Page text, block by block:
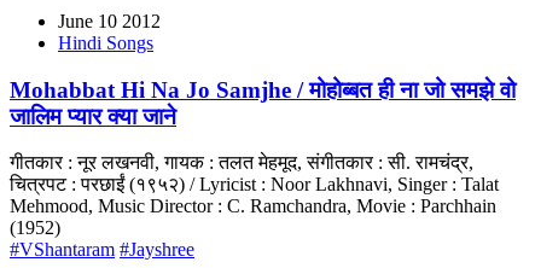
June 10 2012
Hindi Songs
Mohabbat Hi Na Jo Samjhe / मोहोब्बत ही ना जो समझे वो
जालिम प्यार क्या जाने
गीतकार : नूर लखनवी, गायक : तलत मेहमूद, संगीतकार : सी. रामचंद्र,
चित्रपट : परछाईं (१९५२) / Lyricist : Noor Lakhnavi, Singer : Talat
Mehmood, Music Director : C. Ramchandra, Movie : Parchhain
(1952)
#VShantaram #Jayshree